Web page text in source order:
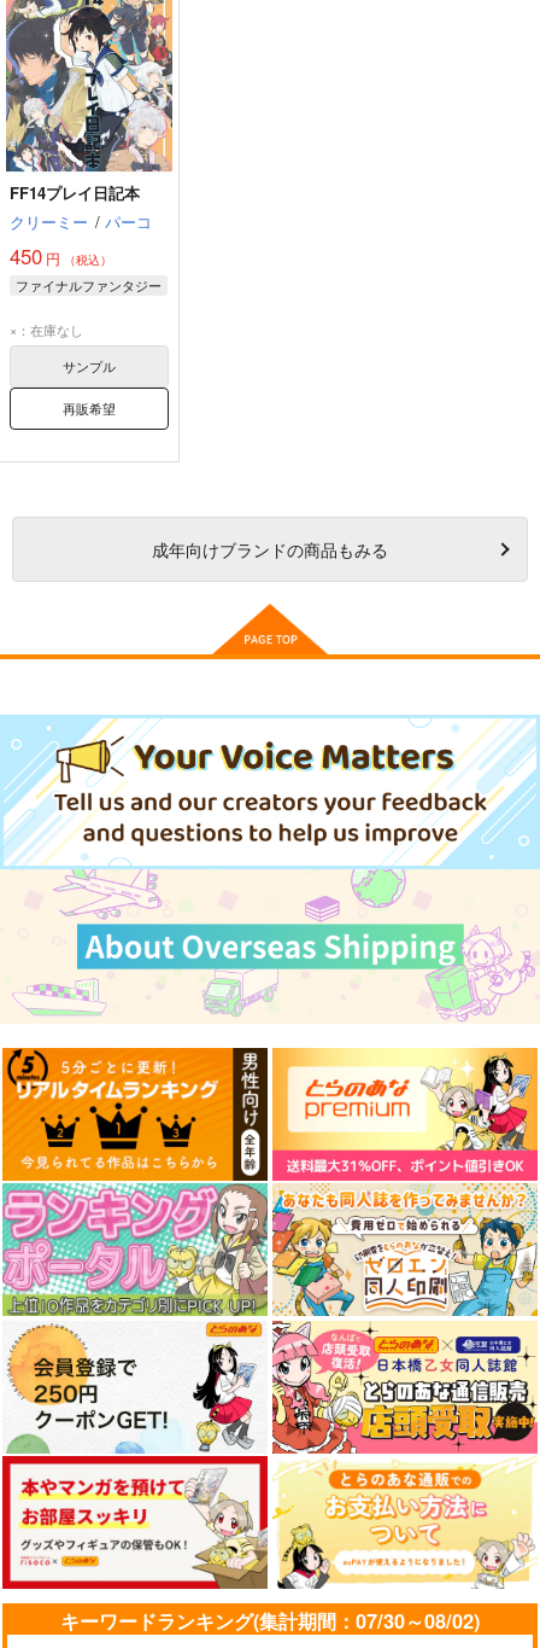
FF14プレイ日記本
クリーミー / パーコ
450 円 （税込）
ファイナルファンタジー
×：在庫なし
サンプル
再販希望
成年向けブランドの商品もみる
キーワードランキング(集計期間：07/30～08/02)